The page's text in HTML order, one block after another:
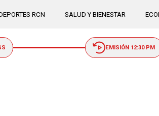
RCN SALUD Y BIENESTAR
EMISIÓN 12:30 PM